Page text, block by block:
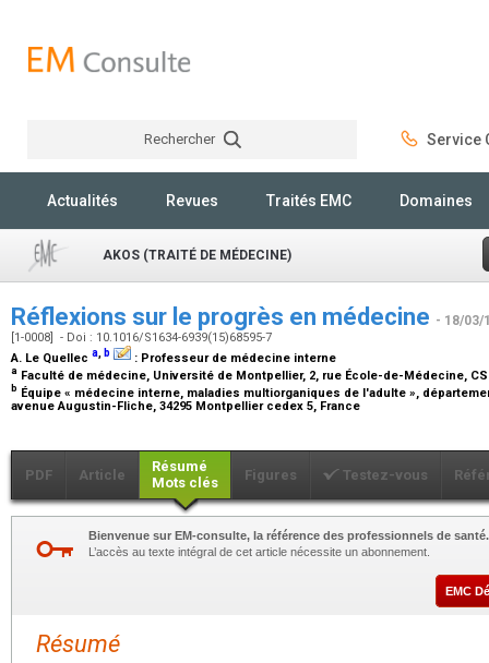
Rechercher Service
Actualités Revues Traités EMC Domaines
AKOS (TRAITÉ DE MÉDECINE)
Réflexions sur le progrès en médecine - 18/03/
[1-0008] - Doi : 10.1016/S1634-6939(15)68595-7
A. Le Quellec a, b : Professeur de médecine interne
a Faculté de médecine, Université de Montpellier, 2, rue École-de-Médecine,
b Équipe « médecine interne, maladies multiorganiques de l'adulte »,
avenue Augustin-Fliche, 34295 Montpellier cedex 5, France
PDF Article
Résumé
Mots clés
Figures Testez-vous
Bienvenue sur EM-consulte, la référence des professionnels de santé.
L’accès au texte intégral de cet article nécessite un abonnement.
EMC
Résumé